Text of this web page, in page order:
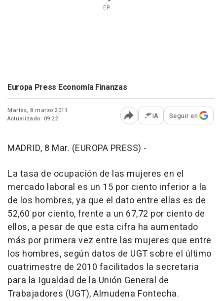
EP
Europa Press Economía Finanzas
Martes, 8 marzo 2011
Actualizado: 09:22
Abrir opciones para
IA Seguir en
MADRID, 8 Mar. (EUROPA PRESS) -
La tasa de ocupación de las mujeres en el
mercado laboral es un 15 por ciento inferior a la
de los hombres, ya que el dato entre ellas es de
52,60 por ciento, frente a un 67,72 por ciento de
ellos, a pesar de que esta cifra ha aumentado
más por primera vez entre las mujeres que entre
los hombres, según datos de UGT sobre el último
cuatrimestre de 2010 facilitados la secretaria
para la Igualdad de la Unión General de
Trabajadores (UGT), Almudena Fontecha.